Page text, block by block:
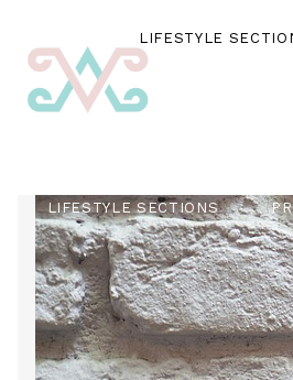
LIFESTYLE SECTIONS
LIFESTYLE